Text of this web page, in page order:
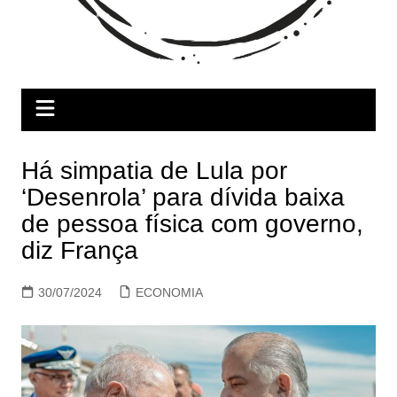
Há simpatia de Lula por
‘Desenrola’ para dívida baixa
de pessoa física com governo,
diz França
30/07/2024 ECONOMIA